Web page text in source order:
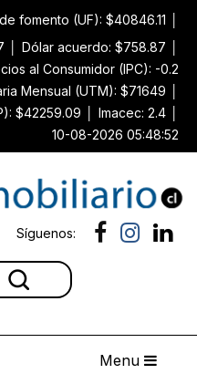
fomento (UF): $40846.11
Dólar acuerdo: $758.87
al Consumidor (IPC): -0.2
Mensual (UTM): $71649
$42259.09
Imacec: 2.4
10-08-2026 05:48:52
Síguenos:
Menu